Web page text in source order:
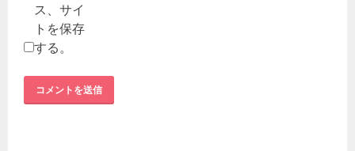
ス、サイ
トを保存
する。